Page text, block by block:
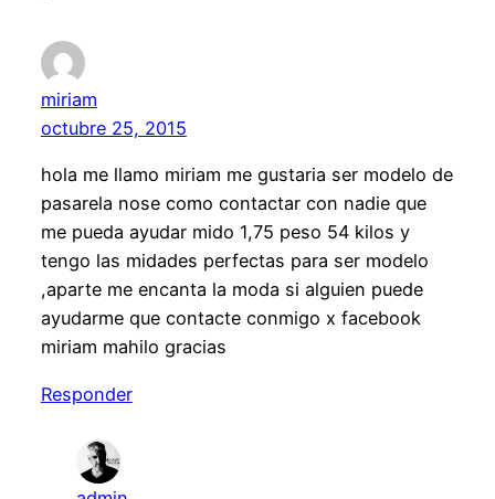
miriam
octubre 25, 2015
hola me llamo miriam me gustaria ser modelo de
pasarela nose como contactar con nadie que
me pueda ayudar mido 1,75 peso 54 kilos y
tengo las midades perfectas para ser modelo
,aparte me encanta la moda si alguien puede
ayudarme que contacte conmigo x facebook
miriam mahilo gracias
Responder